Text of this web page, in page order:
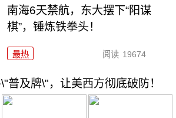
南海6天禁航，东大摆下“阳谋
棋”，锤炼铁拳头！
最热 阅读 19674
普及牌\"，让美西方彻底破防！